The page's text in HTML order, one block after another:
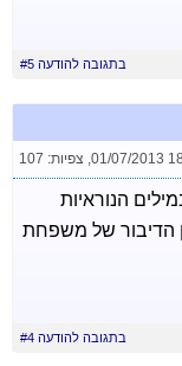
בתגובה להודעה #5
01/07/2013
, צפיות: 107
הנוראיות
הדיבור של משפחת
בתגובה להודעה #4